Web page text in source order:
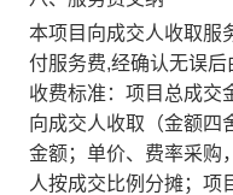
本项目向成交人收取服
付服务费,经确认无误
收费标准：项目总成交
向成交人收取（金额四
金额；单价、费率采购
人按成交比例分摊；项